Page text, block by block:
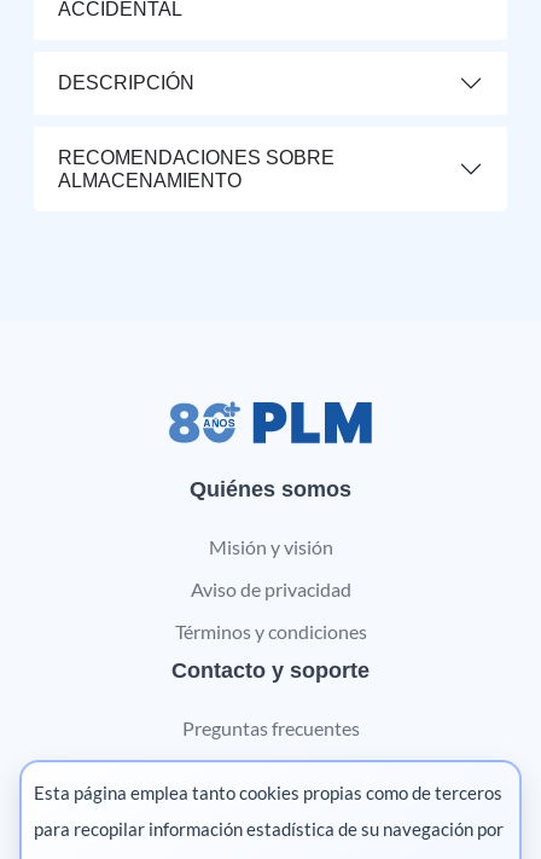
ACCIDENTAL
DESCRIPCIÓN
RECOMENDACIONES SOBRE
ALMACENAMIENTO
Quiénes somos
Misión y visión
Aviso de privacidad
Términos y condiciones
Contacto y soporte
Preguntas frecuentes
Contáctanos
Marketing digital
Esta página emplea tanto cookies propias como de terceros
para recopilar información estadística de su navegación por